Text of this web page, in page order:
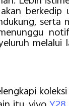
serta